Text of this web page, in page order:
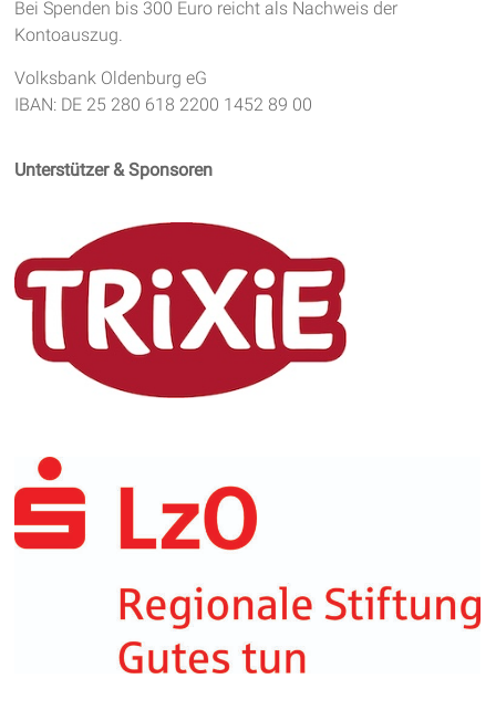
Bei Spenden bis 300 Euro reicht als Nachweis der
Kontoauszug.
Volksbank Oldenburg eG
IBAN: DE 25 280 618 2200 1452 89 00
Unterstützer & Sponsoren